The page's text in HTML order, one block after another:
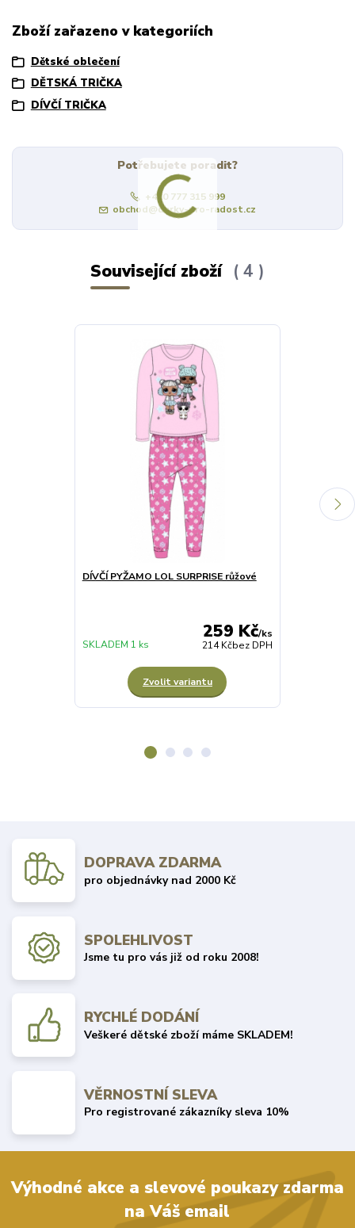
Zboží zařazeno v kategoriích
Dětské oblečení
DĚTSKÁ TRIČKA
DÍVČÍ TRIČKA
Potřebujete poradit?
+420 777 315 999
obchod@darky-pro-radost.cz
Související zboží 4
DÍVČÍ PYŽAMO LOL SURPRISE růžové
259 Kč/ks
214 Kčbez DPH
SKLADEM 1 ks
Zvolit variantu
DOPRAVA ZDARMA
pro objednávky nad 2000 Kč
SPOLEHLIVOST
Jsme tu pro vás již od roku 2008!
RYCHLÉ DODÁNÍ
Veškeré dětské zboží máme SKLADEM!
VĚRNOSTNÍ SLEVA
Pro registrované zákazníky sleva 10%
Výhodné akce a slevové poukazy zdarma
na Váš email